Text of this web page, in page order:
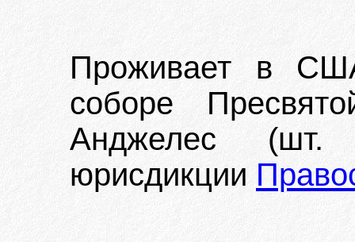
Проживает в
соборе
Анджелес
юрисдикции